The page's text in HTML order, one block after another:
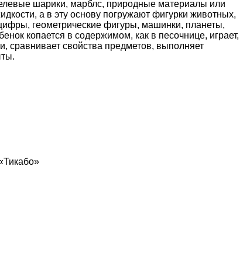
шарики, марблс, природные материалы или
а в эту основу погружают фигурки животных,
геометрические фигуры, машинки, планеты,
копается в содержимом, как в песочнице, играет,
сравнивает свойства предметов, выполняет